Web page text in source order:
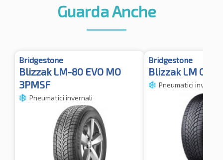
Guarda Anche
Bridgestone
Blizzak LM-80 EVO MO
3PMSF
Pneumatici invernali
Bridgestone
Blizzak LM 005
Pneumatici invernali